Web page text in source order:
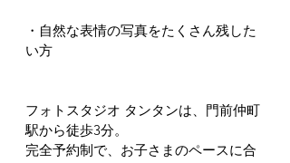
・自然な表情の写真をたくさん残した
い方
フォトスタジオ タンタンは、門前仲町
駅から徒歩3分。
完全予約制で、お子さまのペースに合